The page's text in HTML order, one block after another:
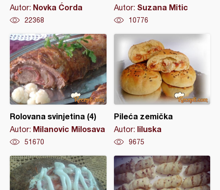
Autor: Novka Ćorda
22368
Autor: Suzana Mitic
10776
Rolovana svinjetina (4)
Autor: Milanovic Milosava
51670
Pileća zemička
Autor: liluska
9675